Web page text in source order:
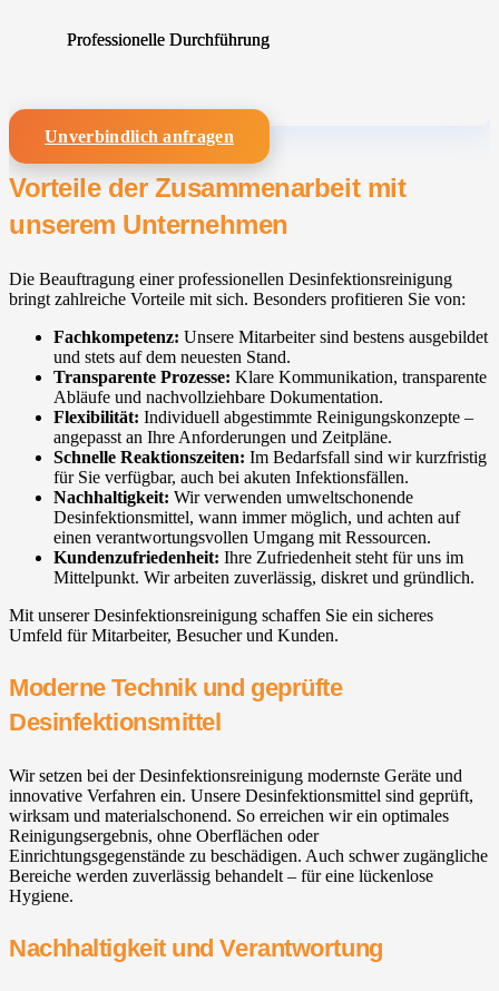
Professionelle Durchführung
Unverbindlich anfragen
Vorteile der Zusammenarbeit mit
unserem Unternehmen
Die Beauftragung einer professionellen Desinfektionsreinigung
bringt zahlreiche Vorteile mit sich. Besonders profitieren Sie von:
Fachkompetenz: Unsere Mitarbeiter sind bestens ausgebildet
und stets auf dem neuesten Stand.
Transparente Prozesse: Klare Kommunikation, transparente
Abläufe und nachvollziehbare Dokumentation.
Flexibilität: Individuell abgestimmte Reinigungskonzepte –
angepasst an Ihre Anforderungen und Zeitpläne.
Schnelle Reaktionszeiten: Im Bedarfsfall sind wir kurzfristig
für Sie verfügbar, auch bei akuten Infektionsfällen.
Nachhaltigkeit: Wir verwenden umweltschonende
Desinfektionsmittel, wann immer möglich, und achten auf
einen verantwortungsvollen Umgang mit Ressourcen.
Kundenzufriedenheit: Ihre Zufriedenheit steht für uns im
Mittelpunkt. Wir arbeiten zuverlässig, diskret und gründlich.
Mit unserer Desinfektionsreinigung schaffen Sie ein sicheres
Umfeld für Mitarbeiter, Besucher und Kunden.
Moderne Technik und geprüfte
Desinfektionsmittel
Wir setzen bei der Desinfektionsreinigung modernste Geräte und
innovative Verfahren ein. Unsere Desinfektionsmittel sind geprüft,
wirksam und materialschonend. So erreichen wir ein optimales
Reinigungsergebnis, ohne Oberflächen oder
Einrichtungsgegenstände zu beschädigen. Auch schwer zugängliche
Bereiche werden zuverlässig behandelt – für eine lückenlose
Hygiene.
Nachhaltigkeit und Verantwortung